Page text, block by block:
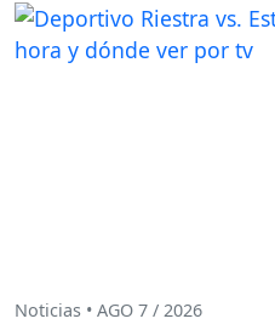
Noticias • AGO 7 / 2026